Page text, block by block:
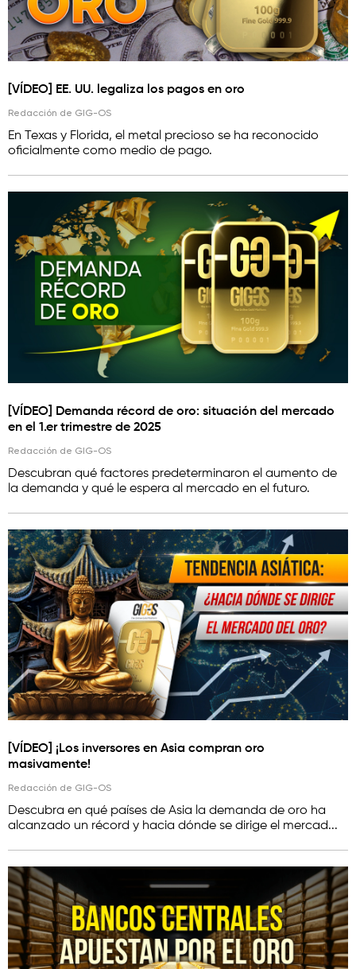
[VÍDEO] EE. UU. legaliza los pagos en oro
Redacción de GIG-OS
En Texas y Florida, el metal precioso se ha reconocido
oficialmente como medio de pago.
[VÍDEO] Demanda récord de oro: situación del mercado
en el 1.er trimestre de 2025
Redacción de GIG-OS
Descubran qué factores predeterminaron el aumento de
la demanda y qué le espera al mercado en el futuro.
[VÍDEO] ¡Los inversores en Asia compran oro
masivamente!
Redacción de GIG-OS
Descubra en qué países de Asia la demanda de oro ha
alcanzado un récord y hacia dónde se dirige el mercad...